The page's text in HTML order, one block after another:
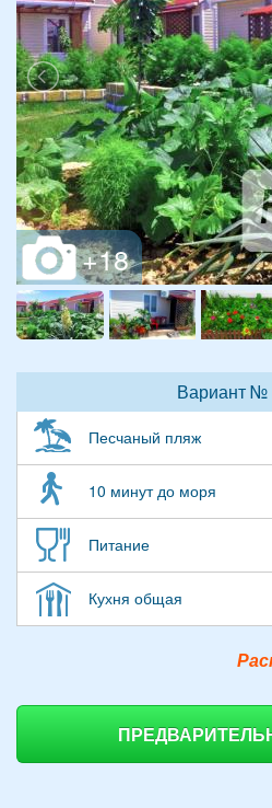
Вариант №
Песчаный пляж
10 минут до моря
Питание
Кухня общая